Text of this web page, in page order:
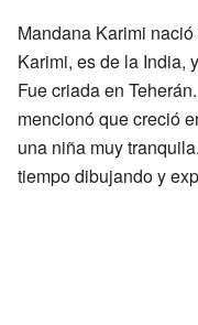
Mandana Karimi nació
Karimi, es de la India,
Fue criada en
mencionó que creció
una niña muy
tiempo dibujando y